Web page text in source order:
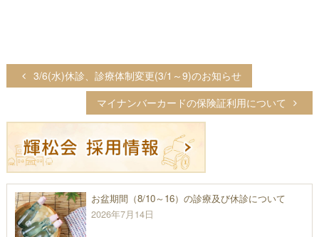
稿
ゲ
ー
シ
ョ
ン
3/6(水)休診、診療体制変更(3/1～9)のお知らせ
マイナンバーカードの保険証利用について
お盆期間（8/10～16）の診療及び休診について
2026年7月14日